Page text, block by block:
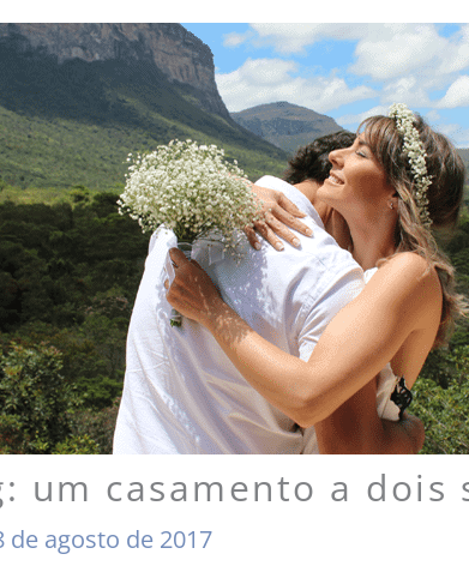
um casamento a
de agosto de 2017